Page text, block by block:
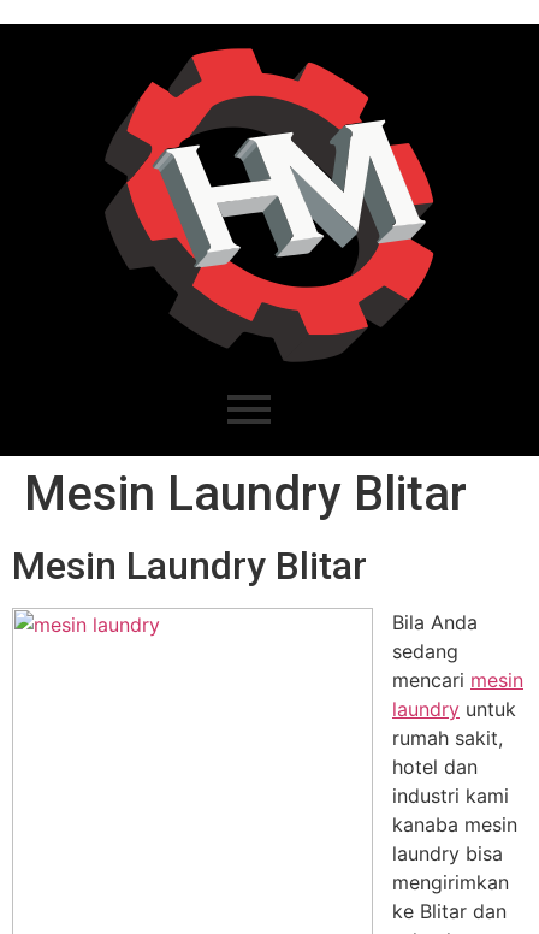
Mesin Laundry Blitar
Mesin Laundry Blitar
Bila Anda
sedang
mencari mesin
laundry untuk
rumah sakit,
hotel dan
industri kami
kanaba mesin
laundry bisa
mengirimkan
ke Blitar dan